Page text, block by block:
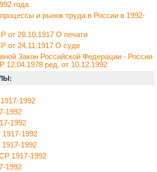
года
и рынок труда в России в 1992-
от 28.10.1917 О печати
от 24.11.1917 О суде
Закон Российской Федерации - России
ред. от 10.12.1992
1992
1992
1992
1992
1992
1917-1992
1992